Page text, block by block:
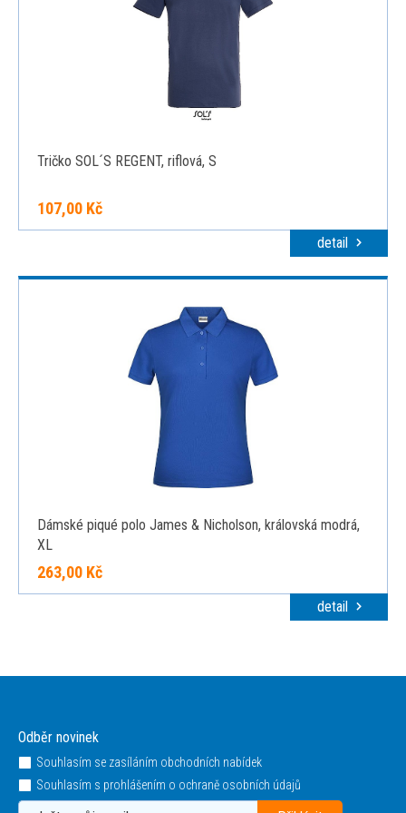
Tričko SOL´S REGENT, riflová, S
107,00 Kč
detail
Dámské piqué polo James & Nicholson, královská modrá,
XL
263,00 Kč
detail
Odběr novinek
Souhlasím se zasíláním obchodních nabídek
Souhlasím s prohlášením o ochraně osobních údajů